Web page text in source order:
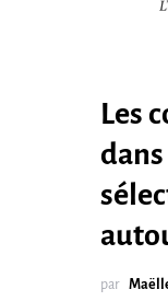
Les
par